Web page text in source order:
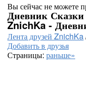
Вы сейчас не можете
Дневник
ZnichKa -
Лента друзей ZnichKa
Добавить в друзья
Страницы: раньше»